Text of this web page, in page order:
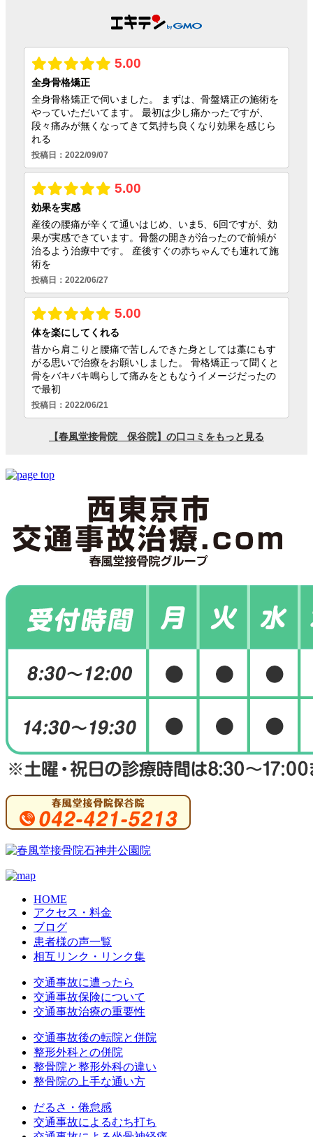
HOME
アクセス・料金
ブログ
患者様の声一覧
相互リンク・リンク集
交通事故に遭ったら
交通事故保険について
交通事故治療の重要性
交通事故後の転院と併院
整形外科との併院
整骨院と整形外科の違い
整骨院の上手な通い方
だるさ・倦怠感
交通事故によるむち打ち